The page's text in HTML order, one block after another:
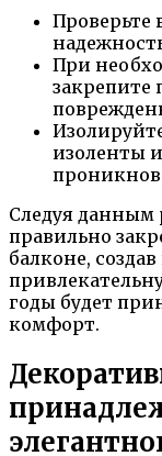
Проверьте
При
закрепите
изоленты
Следуя данным
правильно
балконе,
годы будет
комфорт.